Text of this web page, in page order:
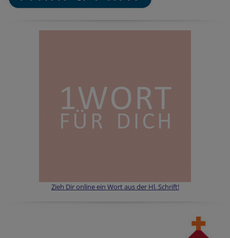
Zieh Dir online ein Wort aus der Hl. Schrift!